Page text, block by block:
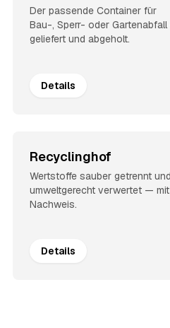
Der passende Container für
Bau-, Sperr- oder
geliefert und abgeholt.
Details
Recyclinghof
Wertstoffe sauber getrennt und
umweltgerecht verwertet — mit
Nachweis.
Details